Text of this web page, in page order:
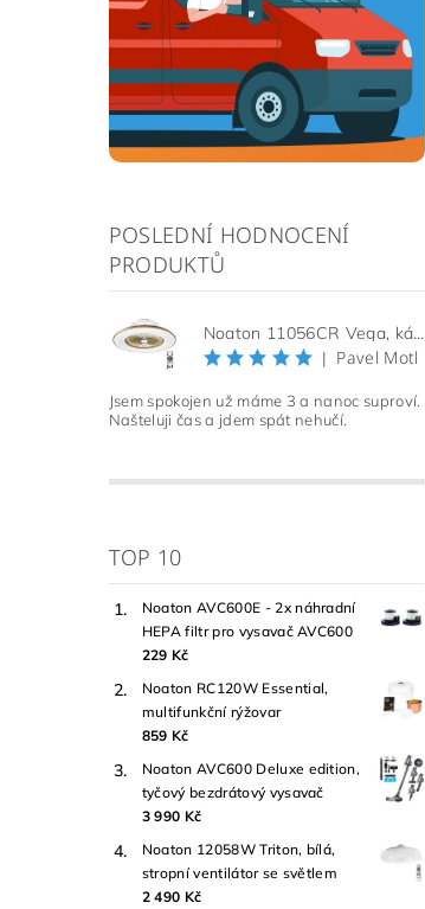
POSLEDNÍ HODNOCENÍ
PRODUKTŮ
Noaton 11056CR Vega, kávová, stropní ventilátor se světlem
| Pavel Motl
Jsem spokojen už máme 3 a nanoc suproví.
Našteluji čas a jdem spát nehučí.
TOP 10
Noaton AVC600E - 2x náhradní
HEPA filtr pro vysavač AVC600
229 Kč
Noaton RC120W Essential,
multifunkční rýžovar
859 Kč
Noaton AVC600 Deluxe edition,
tyčový bezdrátový vysavač
3 990 Kč
Noaton 12058W Triton, bílá,
stropní ventilátor se světlem
2 490 Kč